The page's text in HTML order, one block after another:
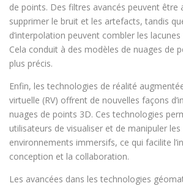
de points. Des filtres avancés peuvent être
supprimer le bruit et les artefacts, tandis
d’interpolation peuvent combler les
Cela conduit à des modèles de nuages de
plus précis.
Enfin, les technologies de réalité
virtuelle (RV) offrent de nouvelles façons
nuages de points 3D. Ces technologies
utilisateurs de visualiser et de manipuler
environnements immersifs, ce qui facilite
conception et la collaboration.
Les avancées dans les technologies